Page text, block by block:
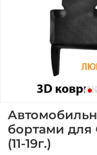
бортами для
(11-19г.)